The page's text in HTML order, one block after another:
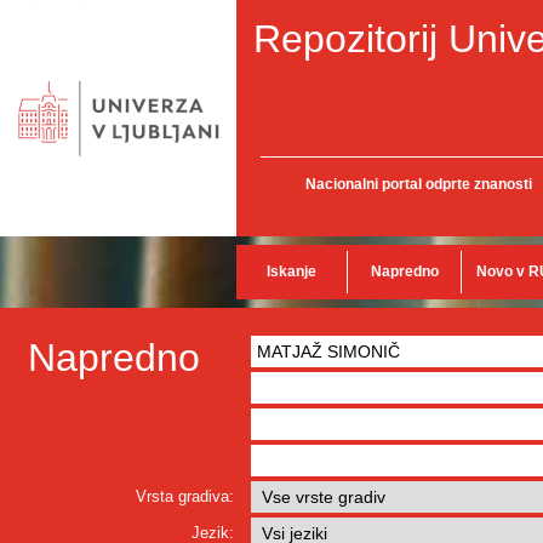
Repozitorij
Nacionalni portal odprte znanosti
Iskanje Napredno Novo v
Napredno
Vrsta gradiva:
Jezik: